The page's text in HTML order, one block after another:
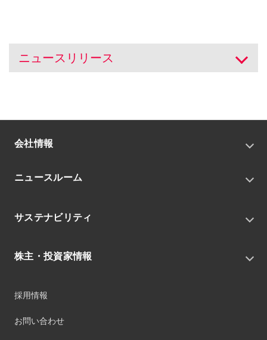
ニュースリリース 開く
会社情報
会社概要
中期経営戦略
役員
事業
ニュースルーム
トピックス
IRニュース
サステナビリティ
環境
ガバナンス
マテリアリティ
株主・投資家情報
財務ハイライト
採用情報
お問い合わせ